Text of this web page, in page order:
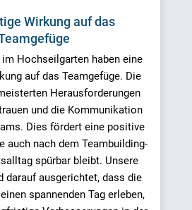
Wirkung auf das
im Hochseilgarten haben eine
auf das Teamgefüge. Die
Herausforderungen
und die Kommunikation
Dies fördert eine positive
auch nach dem Teambuilding-
spürbar bleibt. Unsere
darauf ausgerichtet, dass die
spannenden Tag erleben,